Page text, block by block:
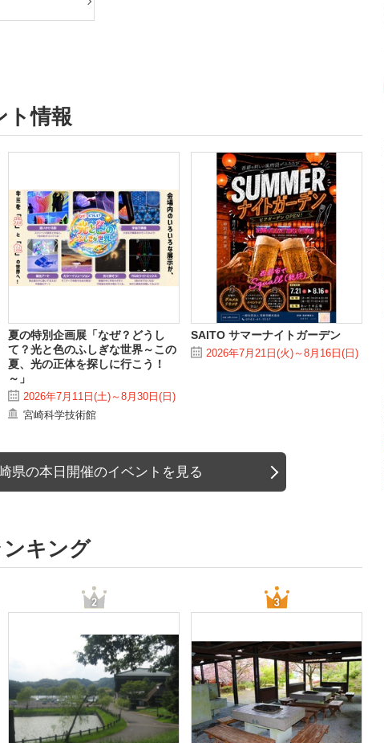
ト情報
夏の特別企画展「なぜ？どうし
て？光と色のふしぎな世界～この
夏、光の正体を探しに行こう！
～」
2026年7月11日(土)～8月30日(日)
宮崎科学技術館
SAITO サマーナイトガーデン
2026年7月21日(火)～8月16日(日)
県の本日開催のイベントを見る
キング